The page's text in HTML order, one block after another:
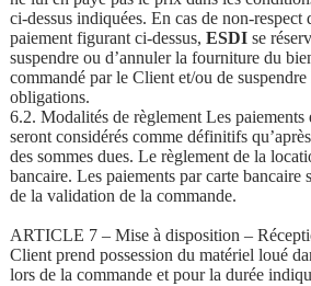
ci-dessus indiquées. En cas de non-respect
paiement figurant ci-dessus, ESDIse
suspendre ou d’annuler la fourniture du
commandé par le Client et/ou de suspendre
obligations.
6.2. Modalités de règlement Les
seront considérés comme définitifs
des sommes dues. Le règlement de la
bancaire. Les paiements par carte bancaire
de la validation de la commande.
ARTICLE 7 – Mise à disposition –
Client prend possession du matériel loué
lors de la commande et pour la durée